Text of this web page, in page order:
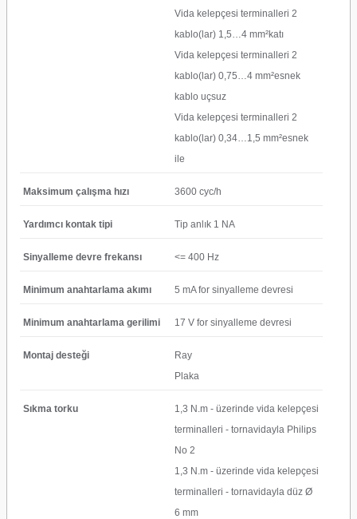
Vida kelepçesi terminalleri 2
kablo(lar) 1,5…4 mm²katı
Vida kelepçesi terminalleri 2
kablo(lar) 0,75…4 mm²esnek
kablo uçsuz
Vida kelepçesi terminalleri 2
kablo(lar) 0,34…1,5 mm²esnek
ile
Maksimum çalışma hızı 3600 cyc/h
Yardımcı kontak tipi Tip anlık 1 NA
Sinyalleme devre frekansı <= 400 Hz
Minimum anahtarlama akımı 5 mA for sinyalleme devresi
Minimum anahtarlama gerilimi 17 V for sinyalleme devresi
Montaj desteği
Ray
Plaka
Sıkma torku
1,3 N.m - üzerinde vida kelepçesi
terminalleri - tornavidayla Philips
No 2
1,3 N.m - üzerinde vida kelepçesi
terminalleri - tornavidayla düz Ø
6 mm